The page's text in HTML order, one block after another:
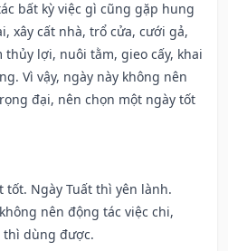
bất kỳ việc gì cũng gặp hung
xây cất nhà, trổ cửa, cưới gả,
lợi, nuôi tằm, gieo cấy, khai
Vì vậy, ngày này không nên
đại, nên chọn một ngày tốt
tốt. Ngày Tuất thì yên lành.
nên động tác việc chi,
thì dùng được.